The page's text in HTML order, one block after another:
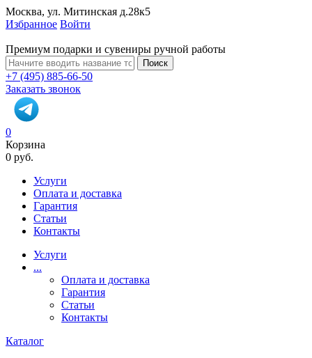
Москва, ул. Митинская д.28к5
Избранное Войти
Премиум подарки и сувениры ручной работы
Поиск
+7 (495) 885-66-50
Заказать звонок
0
Корзина
0 руб.
Услуги
Оплата и доставка
Гарантия
Статьи
Контакты
Услуги
...
Оплата и доставка
Гарантия
Статьи
Контакты
Каталог